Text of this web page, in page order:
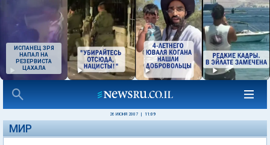
ИСПАНЕЦ ЗРЯ
НАПАЛ НА
РЕЗЕРВИСТА
ЦАХАЛА
26 ИЮНЯ 2007 11:09
МИР